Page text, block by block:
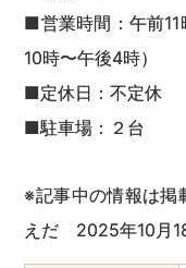
■営業時間：午前
10時〜午後4時）
■定休日：不定休
■駐車場：２台
※記事中の情報は掲
えだ 2025年10月18